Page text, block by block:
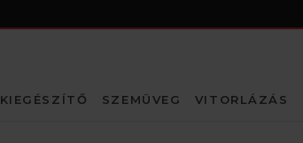
KIEGÉSZÍTŐ SZEMÜVEG VITORLÁZÁS